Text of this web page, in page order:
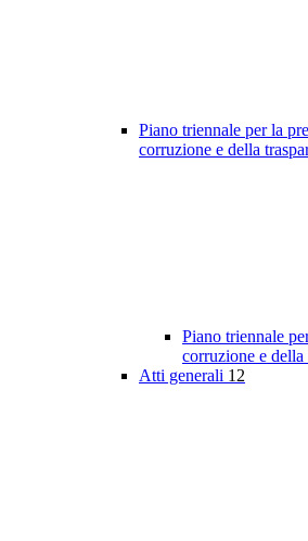
Piano triennale per la
corruzione e della
Piano triennale
corruzione e
Atti generali 12